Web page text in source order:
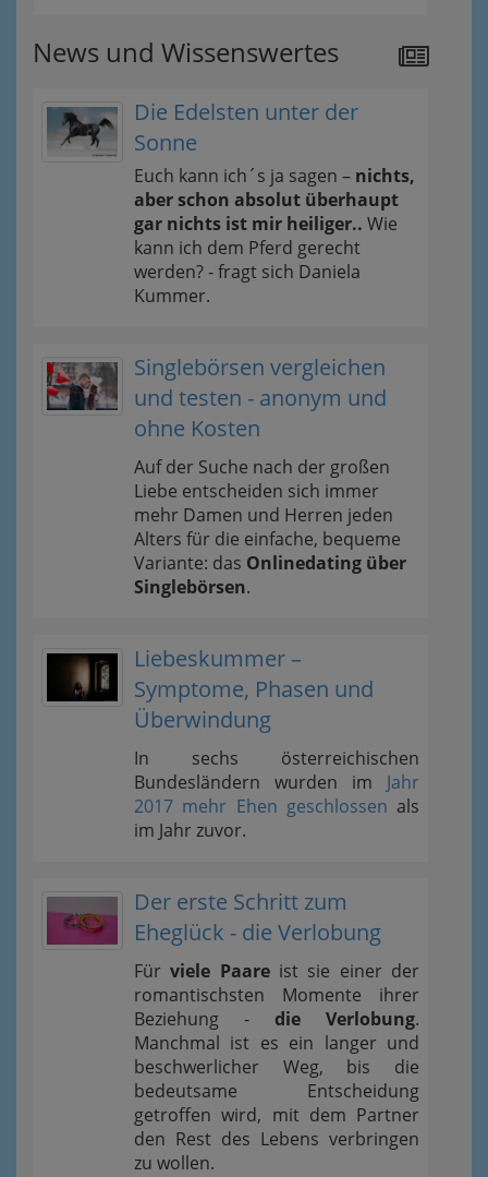
News und Wissenswertes
Die Edelsten unter der
Sonne
Euch kann ich´s ja sagen – nichts,
aber schon absolut überhaupt
gar nichts ist mir heiliger.. Wie
kann ich dem Pferd gerecht
werden? - fragt sich Daniela
Kummer.
Singlebörsen vergleichen
und testen - anonym und
ohne Kosten
Auf der Suche nach der großen
Liebe entscheiden sich immer
mehr Damen und Herren jeden
Alters für die einfache, bequeme
Variante: das Onlinedating über
Singlebörsen.
Liebeskummer –
Symptome, Phasen und
Überwindung
In sechs österreichischen
Bundesländern wurden im Jahr
2017 mehr Ehen geschlossen als
im Jahr zuvor.
Der erste Schritt zum
Eheglück - die Verlobung
Fürviele Paareist sie einer der
romantischsten Momente ihrer
Beziehung - die Verlobung.
Manchmal ist es ein langer und
beschwerlicher Weg, bis die
bedeutsame Entscheidung
getroffen wird, mit dem Partner
den Rest des Lebens verbringen
zu wollen.